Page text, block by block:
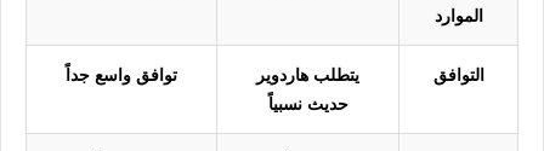
الموارد
التوافق
يتطلب هاردوير
حديث نسبياً
توافق واسع جداً